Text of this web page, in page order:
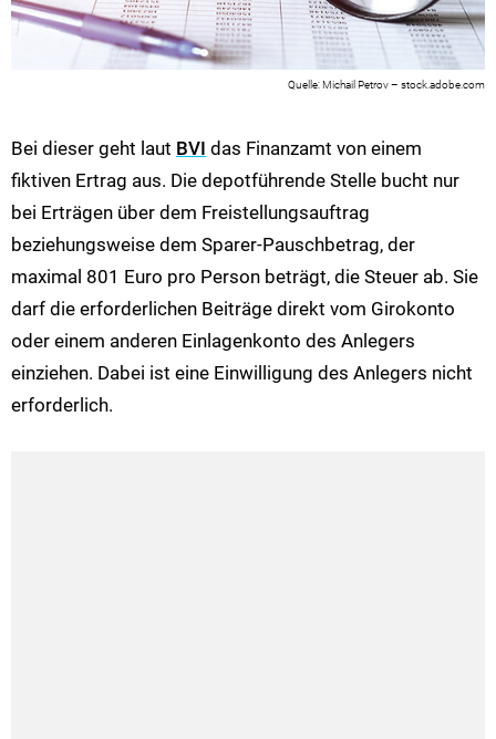
Michail Petrov – stock.adobe.com
Bei dieser geht laut BVI das Finanzamt von einem
fiktiven Ertrag aus. Die depotführende Stelle bucht nur
bei Erträgen über dem Freistellungsauftrag
beziehungsweise dem Sparer-Pauschbetrag, der
maximal 801 Euro pro Person beträgt, die Steuer ab. Sie
darf die erforderlichen Beiträge direkt vom Girokonto
oder einem anderen Einlagenkonto des Anlegers
einziehen. Dabei ist eine Einwilligung des Anlegers nicht
erforderlich.